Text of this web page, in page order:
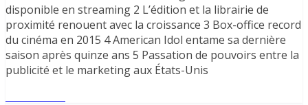
disponible en streaming 2 L’édition et la librairie de
proximité renouent avec la croissance 3 Box-office record
du cinéma en 2015 4 American Idol entame sa dernière
saison après quinze ans 5 Passation de pouvoirs entre la
publicité et le marketing aux États-Unis